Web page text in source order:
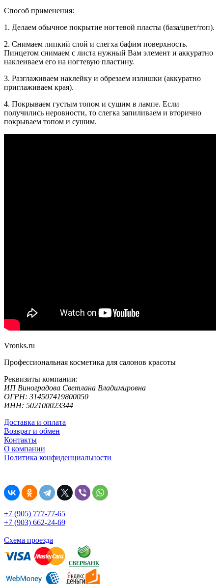
Способ применения:
1. Делаем обычное покрытие ногтевой пласты (база/цвет/топ).
2. Снимаем липкий слой и слегха бафим поверхность.
Пинцетом снимаем с листа нужный Вам элемент и аккуратно
наклеиваем его на ногтевую пластину.
3. Разглаживаем наклейку и обрезаем излишки (аккуратно
приглаживаем края).
4. Покрываем густым топом и сушим в лампе. Если
получились неровности, то слегка запиливаем и вторично
покрываем топом и сушим.
Vronks.ru
Профессиональная косметика для салонов красоты
Реквизиты компании:
ИП Виноградова Светлана Владимировна
ОГРН: 314507419800050
ИНН: 502100023344
Доставка и оплата
Возврат и обмен
Контакты
О компании
Политика конфиденциальности
+7 (905) 777-77-65
+7 (903) 662-24-69
Схема проезда